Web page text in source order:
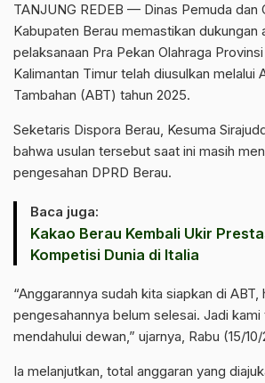
TANJUNG REDEB — Dinas Pemuda dan
Kabupaten Berau memastikan dukungan
pelaksanaan Pra Pekan Olahraga
Kalimantan Timur telah diusulkan melalui
Tambahan (ABT) tahun 2025.
Seketaris Dispora Berau, Kesuma
bahwa usulan tersebut saat ini masih
pengesahan DPRD Berau.
Baca juga:
Kakao Berau Kembali Ukir
Kompetisi Dunia di Italia
“Anggarannya sudah kita siapkan di ABT,
pengesahannya belum selesai. Jadi kami
mendahului dewan,” ujarnya, Rabu (15/
Ia melanjutkan, total anggaran yang